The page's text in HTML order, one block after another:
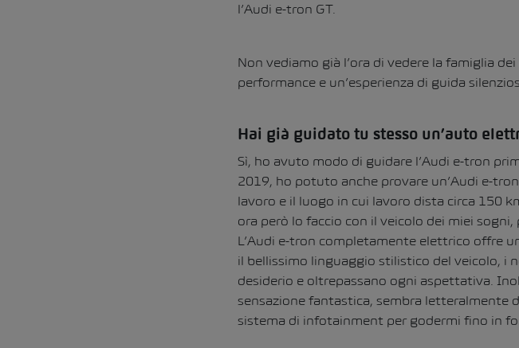
l’Audi e-tron GT.
Non vediamo già l’ora di vedere la famiglia
performance e un’esperienza di guida
Hai già guidato tu stesso un’auto
Sì, ho avuto modo di guidare l’Audi e-tron
2019, ho potuto anche provare un’Audi e-
lavoro e il luogo in cui lavoro dista circa 150
ora però lo faccio con il veicolo dei miei
L’Audi e-tron completamente elettrico offre
il bellissimo linguaggio stilistico del veicolo, i
desiderio e oltrepassano ogni aspettativa.
sensazione fantastica, sembra letteralmente
sistema di infotainment per godermi fino in